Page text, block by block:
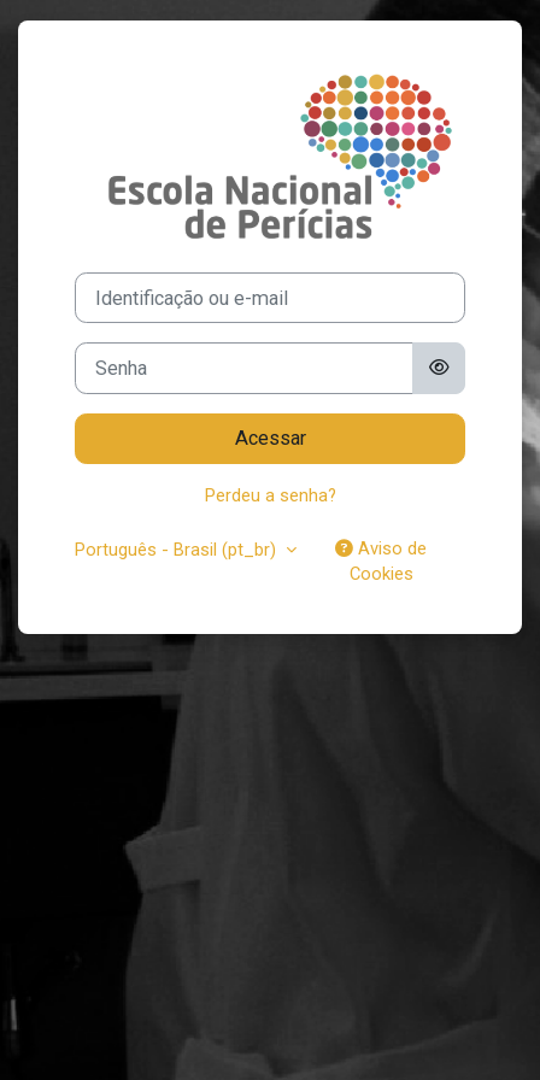
Acesso a
Identificação ou e-mail
Senha
Acessar
Perdeu a senha?
Português - Brasil ‎(pt_br)‎
Aviso de
Cookies